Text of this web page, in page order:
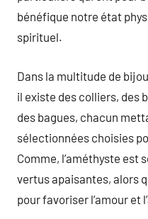
bénéfique notre état
spirituel.
Dans la multitude de
il existe des colliers, des
des bagues, chacun
sélectionnées choisies
Comme, l’améthyste est
vertus apaisantes, alors
pour favoriser l’amour et